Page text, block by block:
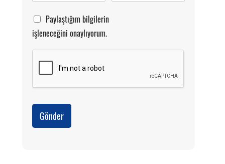
Paylaştığım bilgilerin
işleneceğini onaylıyorum.
Gönder